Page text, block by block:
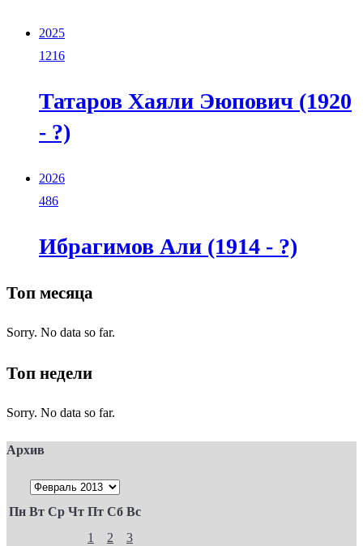
2025
1216
Татаров Хаяли Эюпович (1920
- ?)
2026
486
Ибрагимов Али (1914 - ?)
Топ месяца
Sorry. No data so far.
Топ недели
Sorry. No data so far.
Архив
Пн Вт Ср Чт Пт Сб Вс
1 2
3